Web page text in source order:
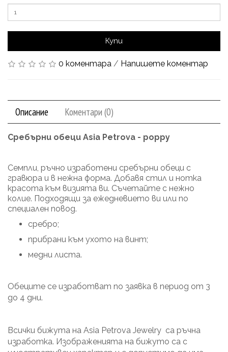
Купи
0 коментара / Напишете коментар
Описание Коментари (0)
Сребърни обеци Asia Petrova - poppy
Семпли, ръчно изработени сребърни обеци с
гравюра и в нежна форма. Добавя стил и нотка
красота към визията ви. Съчетайте с нежно
колие. Подходящи за ежедневието ви или по
специален повод.
сребро;
прибрани към ухото на винт;
медни листа.
Обеците се изработват по заявка в период от 3
до 4 дни.
Всички бижута на Asia Petrova Jewelry са ръчна
изработка. Изображенията на бижуто са с